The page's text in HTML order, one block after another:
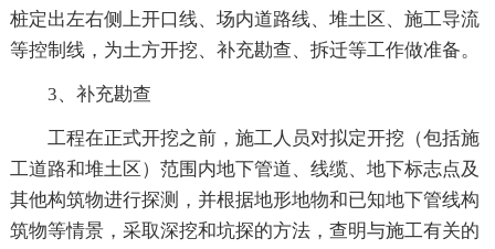
桩定出左右侧上开口线、场内道路线、堆土区、施工导流
等控制线，为土方开挖、补充勘查、拆迁等工作做准备。
3、补充勘查
工程在正式开挖之前，施工人员对拟定开挖（包括施
工道路和堆土区）范围内地下管道、线缆、地下标志点及
其他构筑物进行探测，并根据地形地物和已知地下管线构
筑物等情景，采取深挖和坑探的方法，查明与施工有关的